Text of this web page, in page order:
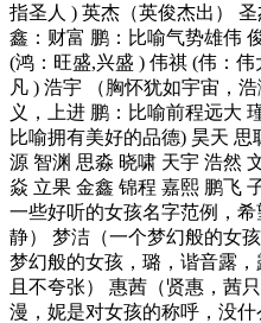
指圣人 ) 英杰（英俊杰出）
鑫：财富 鹏：比喻气势雄伟
(鸿：旺盛,兴盛 ) 伟祺 (伟：
凡 ) 浩宇 （胸怀犹如宇宙，
义，上进 鹏：比喻前程远大
比喻拥有美好的品德) 昊天
源 智渊 思淼 晓啸 天宇 浩然
焱 立果 金鑫 锦程 嘉熙 鹏飞
一些好听的女孩名字范例，
静） 梦洁（一个梦幻般的女
梦幻般的女孩，璐，谐音露
且不夸张） 惠茜（贤惠，茜
漫，妮是对女孩的称呼，没